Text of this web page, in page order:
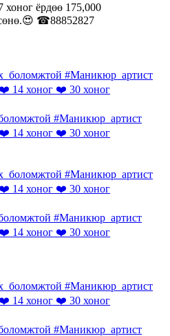
ёрдөө 175,000
☎88852827
#Маникюр_артист
❤️ 14 хоног ❤️ 30 хоног
#Маникюр_артист
❤️ 14 хоног ❤️ 30 хоног
#Маникюр_артист